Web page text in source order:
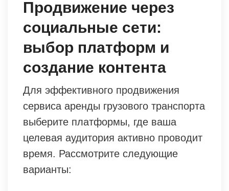
Продвижение через
социальные сети:
выбор платформ и
создание контента
Для эффективного продвижения
сервиса аренды грузового транспорта
выберите платформы, где ваша
целевая аудитория активно проводит
время. Рассмотрите следующие
варианты: